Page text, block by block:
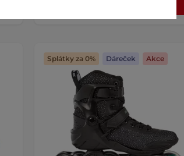
Splátky za 0% Dáreček Akce